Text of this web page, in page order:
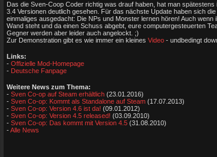
Das die Sven-Coop Coder richtig was drauf haben, hat man
3.4 Versionen deutlich gesehen. Für das nächste Update haben sich
einmaliges ausgedacht: Die NPs und Monster lernen hören! Auch
Wand steht und da einen Schuss abgebt, eure computergesteuerten
Gegner werden aber leider auch angelockt. ;)
Zur Demonstration gibt es wie immer ein kleines Video- undbedingt
Links:
- Offizielle Mod-Homepage
- Deutsche Fanpage
Weitere News zum Thema:
- Sven Co-op auf Steam erhältlich(23.01.2016)
- Sven Co-op: Kommt als Standalone auf Steam(17.07.2013)
- Sven Co-op: Version 4.6 ist da! (09.01.2012)
- Sven Co-op: Version 4.5 released! (03.09.2010)
- Sven Co-op: Das kommt mit Version 4.5(31.08.2010)
-Alle News